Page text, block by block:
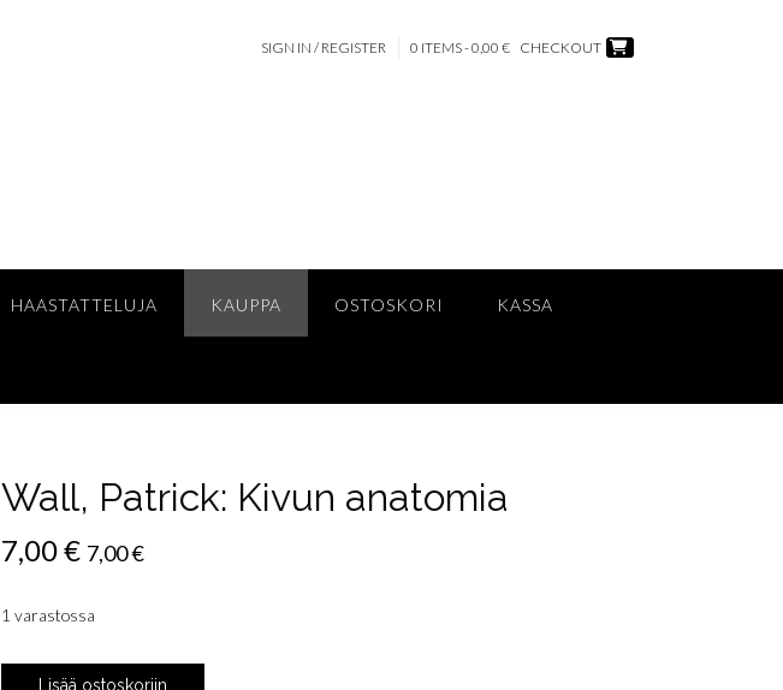
SIGN IN / REGISTER 0 ITEMS - 0,00 € CHECKOUT
HAASTATTELUJA KAUPPA OSTOSKORI KASSA
Wall, Patrick: Kivun anatomia
7,00€ 7,00€
1 varastossa
Lisää ostoskoriin